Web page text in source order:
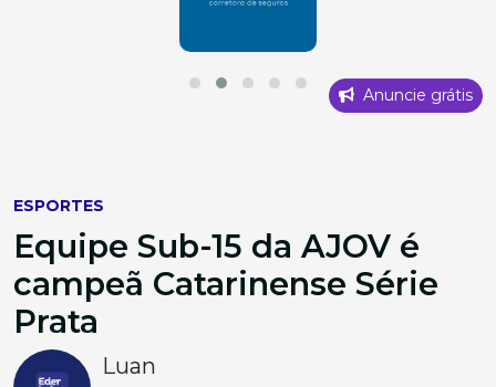
Anuncie grátis
ESPORTES
Equipe Sub-15 da AJOV é
campeã Catarinense Série
Prata
Luan